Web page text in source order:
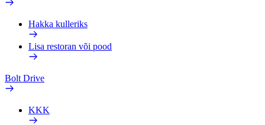
Hakka kulleriks
Lisa restoran või pood
Bolt Drive
KKK